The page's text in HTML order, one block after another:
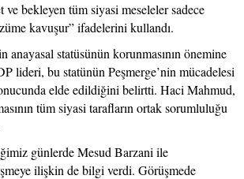
ve bekleyen tüm siyasi meseleler sadece
kavuşur” ifadelerini kullandı.
anayasal statüsünün korunmasının önemine
lideri, bu statünün Peşmerge’nin mücadelesi
elde edildiğini belirtti. Haci Mahmud,
tüm siyasi tarafların ortak sorumluluğu
günlerde Mesud Barzani ile
ilişkin de bilgi verdi. Görüşmede